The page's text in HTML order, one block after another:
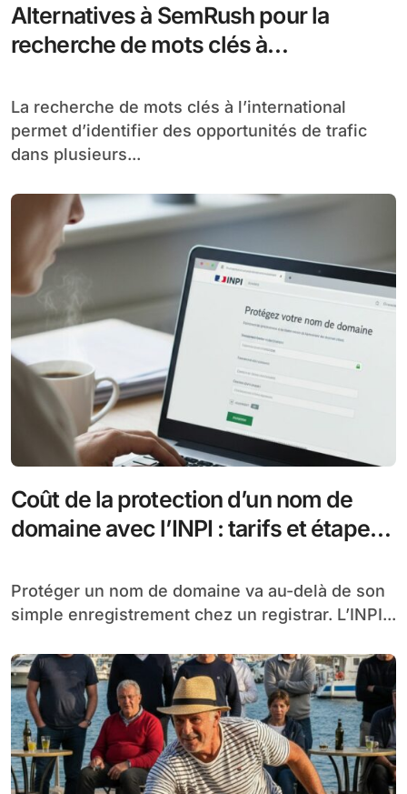
Alternatives à SemRush pour la
recherche de mots clés à
La recherche de mots clés à l’international
permet d’identifier des opportunités de trafic
dans plusieurs...
Coût de la protection d’un nom de
domaine avec l’INPI : tarifs et étapes
Protéger un nom de domaine va au-delà de son
simple enregistrement chez un registrar. L’INPI...